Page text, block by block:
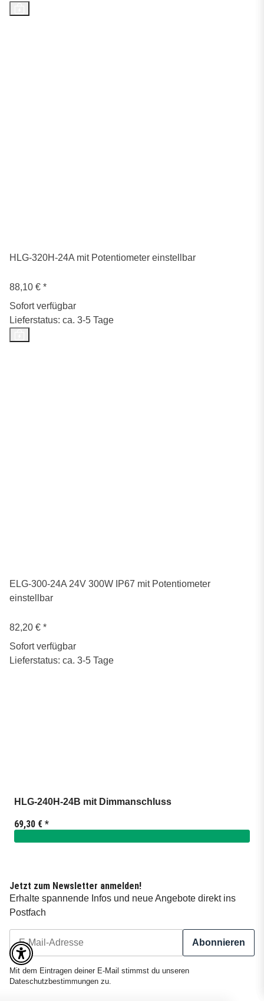
HLG-320H-24A mit Potentiometer einstellbar
88,10 € *
Sofort verfügbar
Lieferstatus: ca. 3-5 Tage
ELG-300-24A 24V 300W IP67 mit Potentiometer
einstellbar
82,20 € *
Sofort verfügbar
Lieferstatus: ca. 3-5 Tage
HLG-240H-24B mit Dimmanschluss
69,30 € *
Jetzt zum Newsletter anmelden!
Erhalte spannende Infos und neue Angebote direkt ins
Postfach
Abonnieren
Newsletter Abonnieren
Mit dem Eintragen deiner E-Mail stimmst du unseren
Dateschutzbestimmungen zu.